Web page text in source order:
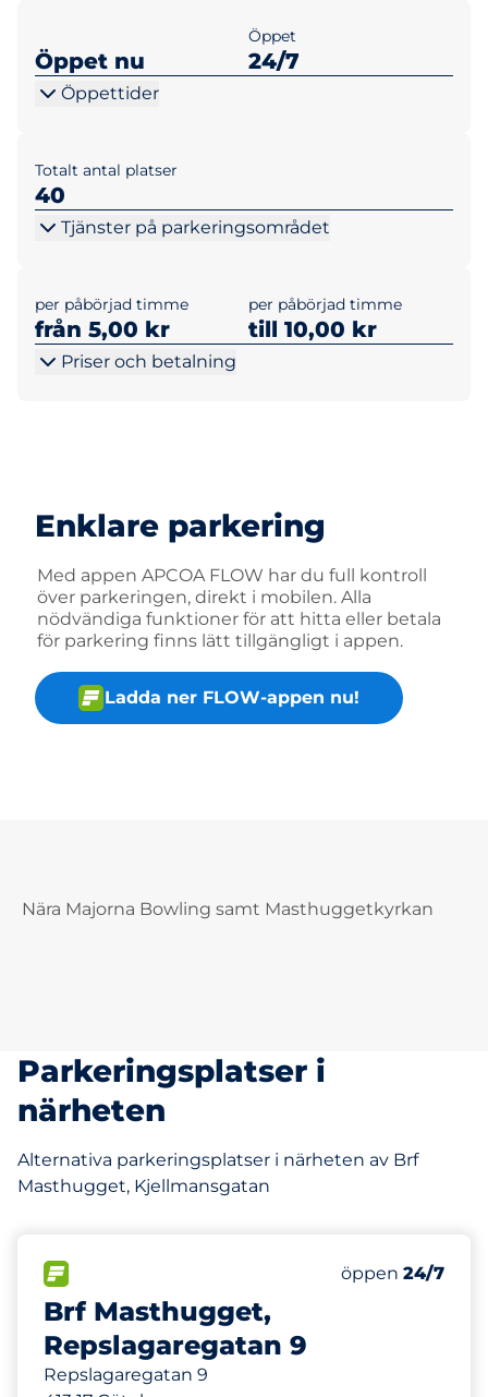
Öppet nu
Öppet
24/7
Öppettider
Totalt antal platser
40
Tjänster på parkeringsområdet
per påbörjad timme
från 5,00 kr
per påbörjad timme
till 10,00 kr
Priser och betalning
Enklare parkering
Med appen APCOA FLOW har du full kontroll
över parkeringen, direkt i mobilen. Alla
nödvändiga funktioner för att hitta eller betala
för parkering finns lätt tillgängligt i appen.
Ladda ner FLOW-appen nu!
Nära Majorna Bowling samt Masthuggetkyrkan
Parkeringsplatser i
närheten
Alternativa parkeringsplatser i närheten av Brf
Masthugget, Kjellmansgatan
Brf Masthugget,
Repslagaregatan 9
Repslagaregatan 9
Antal
Totalt antal
Lördag
öppen 24/7
239 m